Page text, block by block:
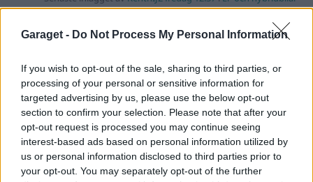
Garaget - Do Not Process My Personal Information
If you wish to opt-out of the sale, sharing to third parties, or
processing of your personal or sensitive information for
targeted advertising by us, please use the below opt-out
section to confirm your selection. Please note that after your
opt-out request is processed you may continue seeing
interest-based ads based on personal information utilized by
us or personal information disclosed to third parties prior to
your opt-out. You may separately opt-out of the further
Senaste inlägget avJeppegaming fredag 00:53iMotorteknik
Passat -13 2.0tdi DSG Växellåda bråkar
Senaste inlägget avThe-GOAT torsdag 20:54iGenerell
felsökning
Senaste projektinläggen
A90 Supra 387 svar